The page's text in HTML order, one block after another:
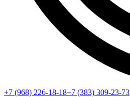
+7 (968) 226-18-18+7 (383) 309-23-73